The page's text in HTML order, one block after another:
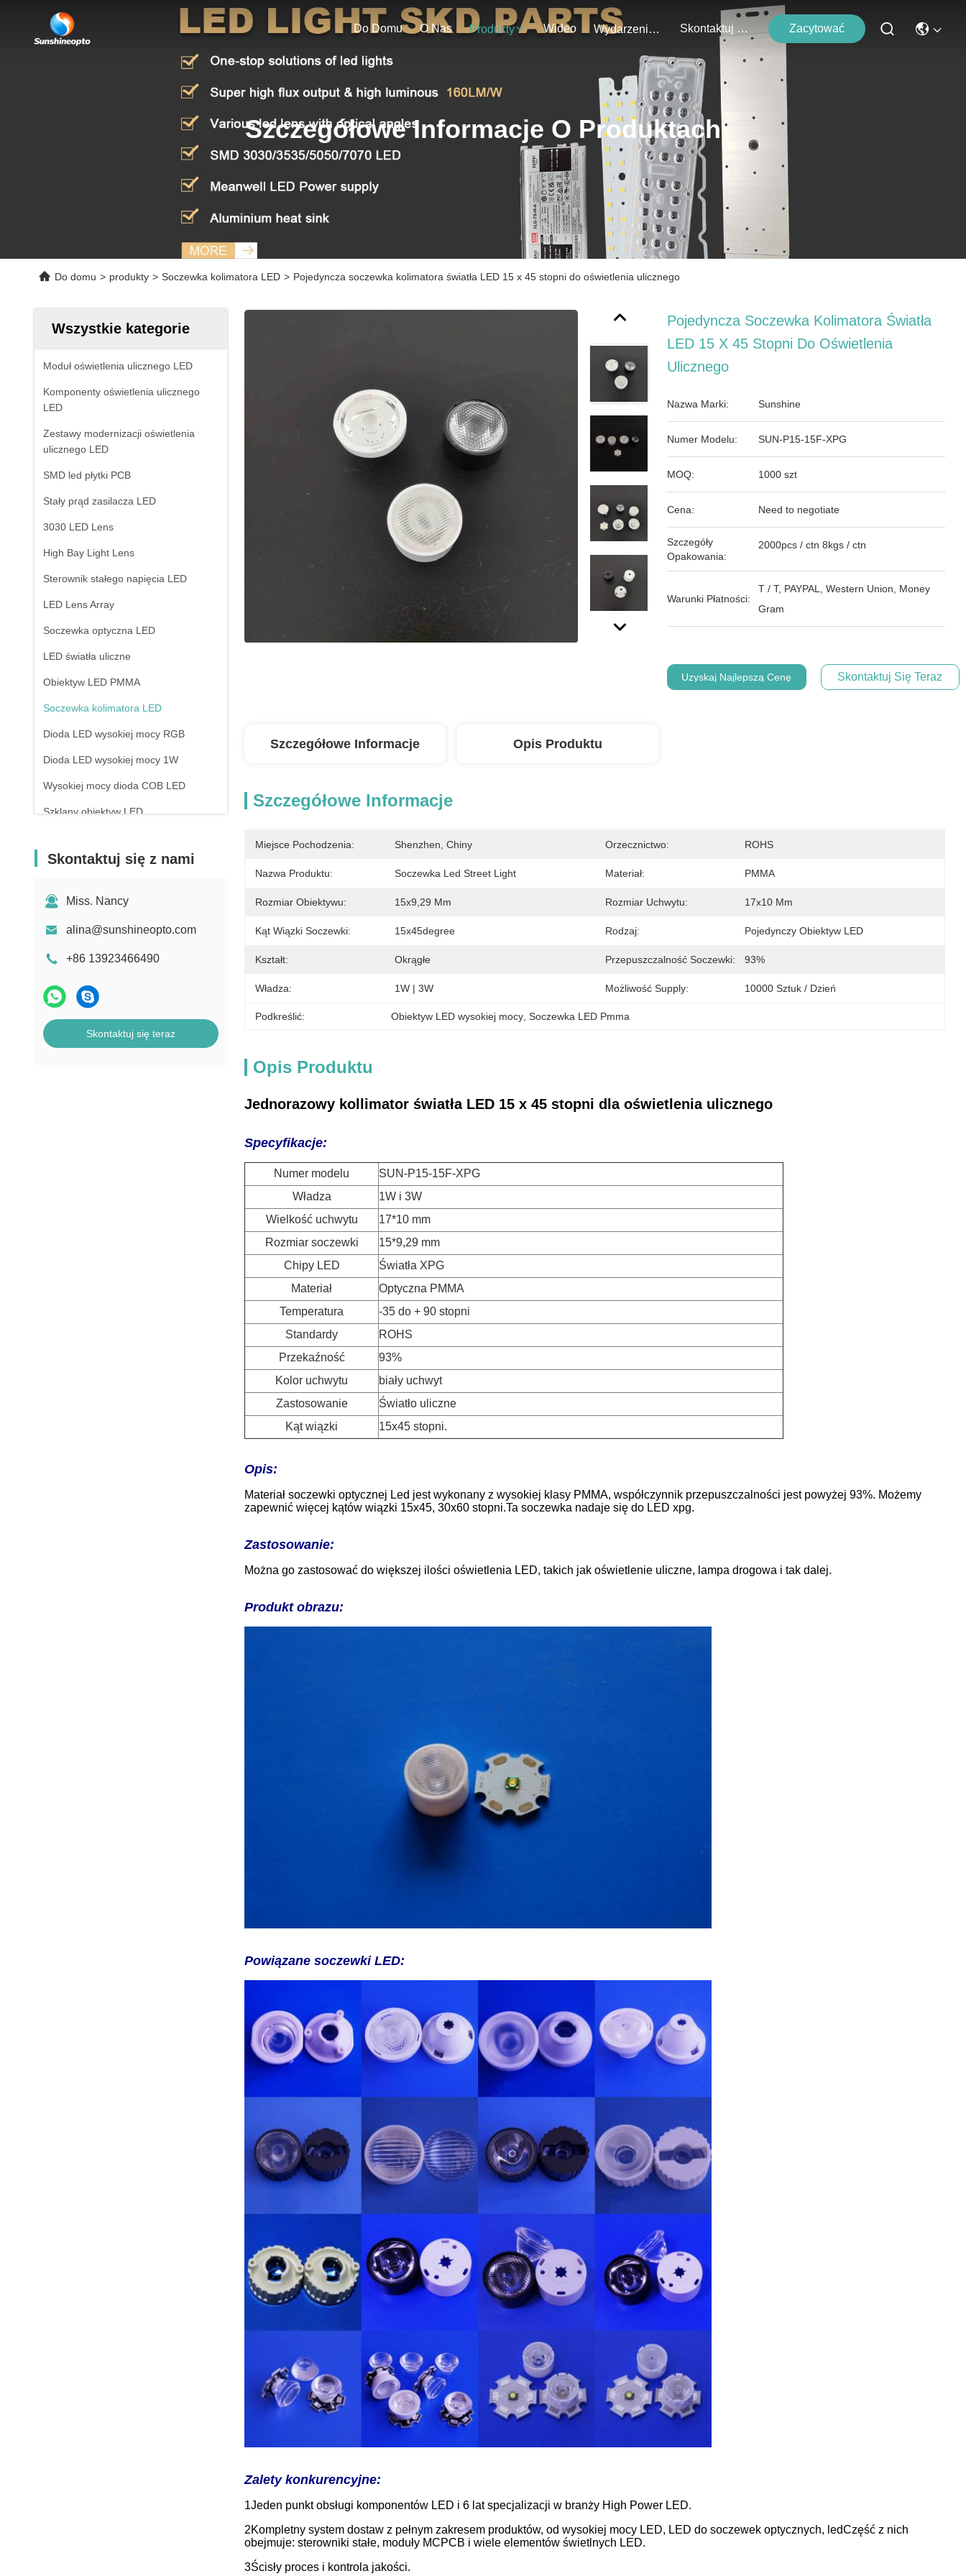
Do Domu O Nas Produkty Wideo Wydarzenia Skontaktuj Się Z Nami Zacytować
Szczegółowe Informacje O Produktach
Do domu > produkty > Soczewka kolimatora LED > Pojedyncza soczewka kolimatora światła LED 15 x 45 stopni do oświetlenia ulicznego
Wszystkie kategorie
Moduł oświetlenia ulicznego LED
Komponenty oświetlenia ulicznego
LED
Zestawy modernizacji oświetlenia
ulicznego LED
SMD led płytki PCB
Stały prąd zasilacza LED
3030 LED Lens
High Bay Light Lens
Sterownik stałego napięcia LED
LED Lens Array
Soczewka optyczna LED
LED światła uliczne
Obiektyw LED PMMA
Soczewka kolimatora LED
Dioda LED wysokiej mocy RGB
Dioda LED wysokiej mocy 1W
Wysokiej mocy dioda COB LED
Szklany obiektyw LED
Skontaktuj się z nami
Miss. Nancy
alina@sunshineopto.com
+86 13923466490
Skontaktuj się teraz
Pojedyncza Soczewka Kolimatora Światła
LED 15 X 45 Stopni Do Oświetlenia
Ulicznego
Nazwa Marki: Sunshine
Numer Modelu: SUN-P15-15F-XPG
MOQ: 1000 szt
Cena: Need to negotiate
Szczegóły
Opakowania:
2000pcs / ctn 8kgs / ctn
Warunki Płatności:
T / T, PAYPAL, Western Union, Money
Gram
Uzyskaj Najlepszą Cenę Skontaktuj Się Teraz
Szczegółowe Informacje Opis Produktu
Szczegółowe Informacje
Miejsce Pochodzenia: Shenzhen, Chiny Orzecznictwo: ROHS
Nazwa Produktu: Soczewka Led Street Light Materiał: PMMA
Rozmiar Obiektywu: 15x9,29 Mm Rozmiar Uchwytu: 17x10 Mm
Kąt Wiązki Soczewki: 15x45degree Rodzaj: Pojedynczy Obiektyw LED
Kształt: Okrągłe Przepuszczalność Soczewki: 93%
Władza: 1W | 3W Możliwość Supply: 10000 Sztuk / Dzień
Podkreślić: Obiektyw LED wysokiej mocy , Soczewka LED Pmma
Opis Produktu
Jednorazowy kollimator światła LED 15 x 45 stopni dla oświetlenia ulicznego
Specyfikacje:
Numer modelu
SUN-P15-15F-XPG
Władza
1W i 3W
Wielkość uchwytu
17*10 mm
Rozmiar soczewki
15*9,29 mm
Chipy LED
Światła XPG
Materiał
Optyczna PMMA
Temperatura
-35 do + 90 stopni
Standardy
ROHS
Przekaźność
93%
Kolor uchwytu
biały uchwyt
Zastosowanie
Światło uliczne
Kąt wiązki
15x45 stopni.
Opis:
Materiał soczewki optycznej Led jest wykonany z wysokiej klasy PMMA, współczynnik przepuszczalności jest powyżej 93%. Możemy
zapewnić więcej kątów wiązki 15x45, 30x60 stopni.Ta soczewka nadaje się do LED xpg.
Zastosowanie:
Można go zastosować do większej ilości oświetlenia LED, takich jak oświetlenie uliczne, lampa drogowa i tak dalej.
Produkt obrazu:
Powiązane soczewki LED:
Zalety konkurencyjne:
1Jeden punkt obsługi komponentów LED i 6 lat specjalizacji w branży High Power LED.
2Kompletny system dostaw z pełnym zakresem produktów, od wysokiej mocy LED, LED do soczewek optycznych, ledCzęść z nich
obejmuje: sterowniki stałe, moduły MCPCB i wiele elementów świetlnych LED.
3Ścisły proces i kontrola jakości.